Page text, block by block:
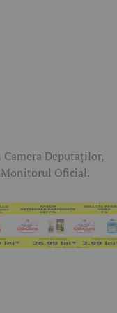
Deputaților,
Oficial.